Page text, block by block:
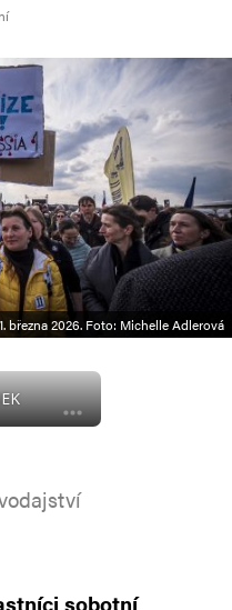
března 2026. Foto: Michelle Adlerová
sobotní